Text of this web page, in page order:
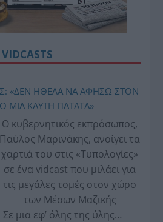
VIDCASTS
«ΔΕΝ ΗΘΕΛΑ ΝΑ ΑΦΗΣΩ ΣΤΟΝ
ΜΙΑ ΚΑΥΤΗ ΠΑΤΑΤΑ»
Ο κυβερνητικός εκπρόσωπος,
Παύλος Μαρινάκης, ανοίγει τα
χαρτιά του στις «Τυπολογίες»
σε ένα vidcast που μιλάει για
τις μεγάλες τομές στον χώρο
των Μέσων Μαζικής
μια εφ’ όλης της ύλης